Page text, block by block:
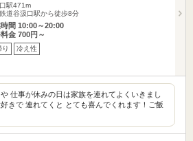
駅471m
道谷汲口駅から徒歩8分
間 10:00～20:00
金 700円～
り 冷え性
仕事が休みの日は家族を連れてよくいきまし
きで 連れてくと とても喜んでくれます！ご飯